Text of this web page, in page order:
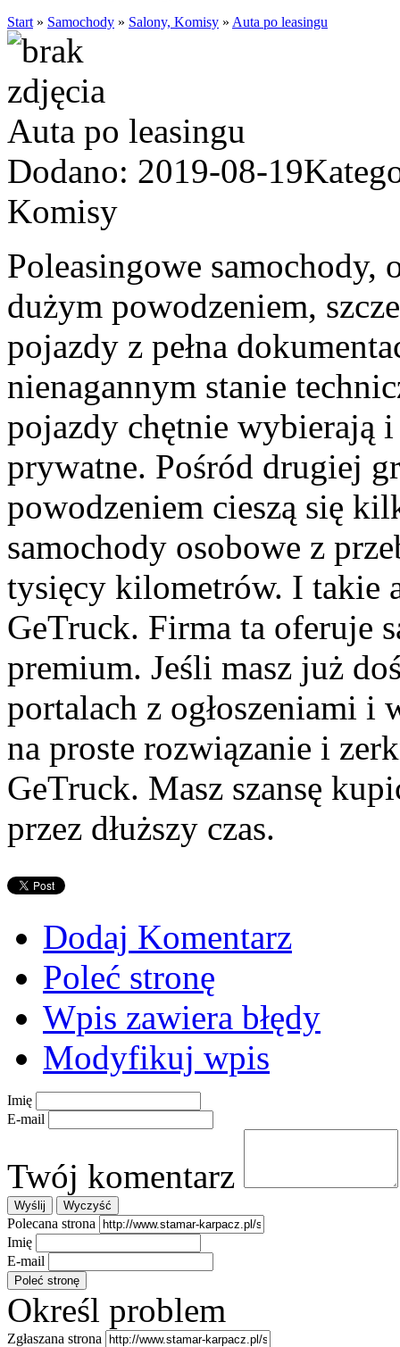
Start » Samochody » Salony, Komisy » Auta po leasingu
Auta po leasingu
Dodano: 2019-08-19
Komisy
Poleasingowe samochody,
dużym powodzeniem,
pojazdy z pełna
nienagannym stanie
pojazdy chętnie wybierają
prywatne. Pośród drugiej
powodzeniem cieszą się
samochody osobowe z
tysięcy kilometrów. I takie
GeTruck. Firma ta oferuje
premium. Jeśli masz już
portalach z ogłoszeniami
na proste rozwiązanie i
GeTruck. Masz szansę
przez dłuższy czas.
Dodaj Komentarz
Poleć stronę
Wpis zawiera błędy
Modyfikuj wpis
Imię
E-mail
Twój komentarz
Polecana strona
Imię
E-mail
Określ problem
Zgłaszana strona